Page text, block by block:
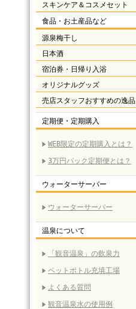
スキンケア＆コスメセット
食品・お土産品など
源泉梅干し
日本酒
宿泊券・日帰り入浴
オリジナルグッズ
売店スタッフおすすめの逸品
定期便・定期購入
WEB限定の定期購入とは？
3万円パック定期便とは？
ウォーターサーバー
ウォーターサーバー
温泉について
「観音温泉」の飲泉力
ペットボトル充填工場
よくある質問
観音温泉水の使用例